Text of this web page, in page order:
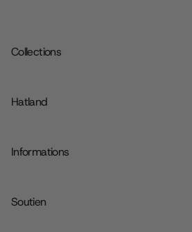
Collections
Hatland
Informations
Soutien